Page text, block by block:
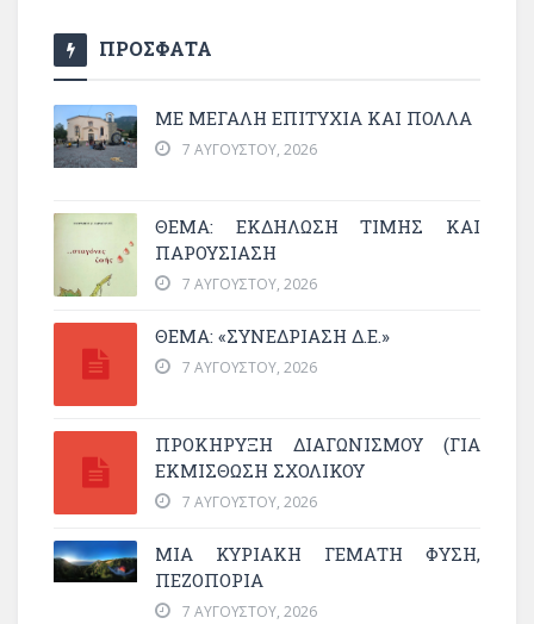
ΠΡΟΣΦΑΤΑ
ΜΕ ΜΕΓΆΛΗ ΕΠΙΤΥΧΊΑ ΚΑΙ ΠΟΛΛΆ
7 ΑΥΓΟΎΣΤΟΥ, 2026
ΘΈΜΑ: ΕΚΔΉΛΩΣΗ ΤΙΜΉΣ ΚΑΙ
ΠΑΡΟΥΣΊΑΣΗ
7 ΑΥΓΟΎΣΤΟΥ, 2026
ΘΕΜΑ: «ΣΥΝΕΔΡΊΑΣΗ Δ.Ε.»
7 ΑΥΓΟΎΣΤΟΥ, 2026
ΠΡΟΚΗΡΥΞΗ ΔΙΑΓΩΝΙΣΜΟΥ (ΓΙΑ
ΕΚΜΊΣΘΩΣΗ ΣΧΟΛΙΚΟΎ
7 ΑΥΓΟΎΣΤΟΥ, 2026
ΜΙΑ ΚΥΡΙΑΚΉ ΓΕΜΆΤΗ ΦΎΣΗ,
ΠΕΖΟΠΟΡΊΑ
7 ΑΥΓΟΎΣΤΟΥ, 2026